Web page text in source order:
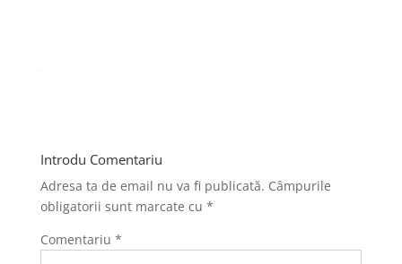
Introdu Comentariu
Adresa ta de email nu va fi publicată. Câmpurile
obligatorii sunt marcate cu *
Comentariu *